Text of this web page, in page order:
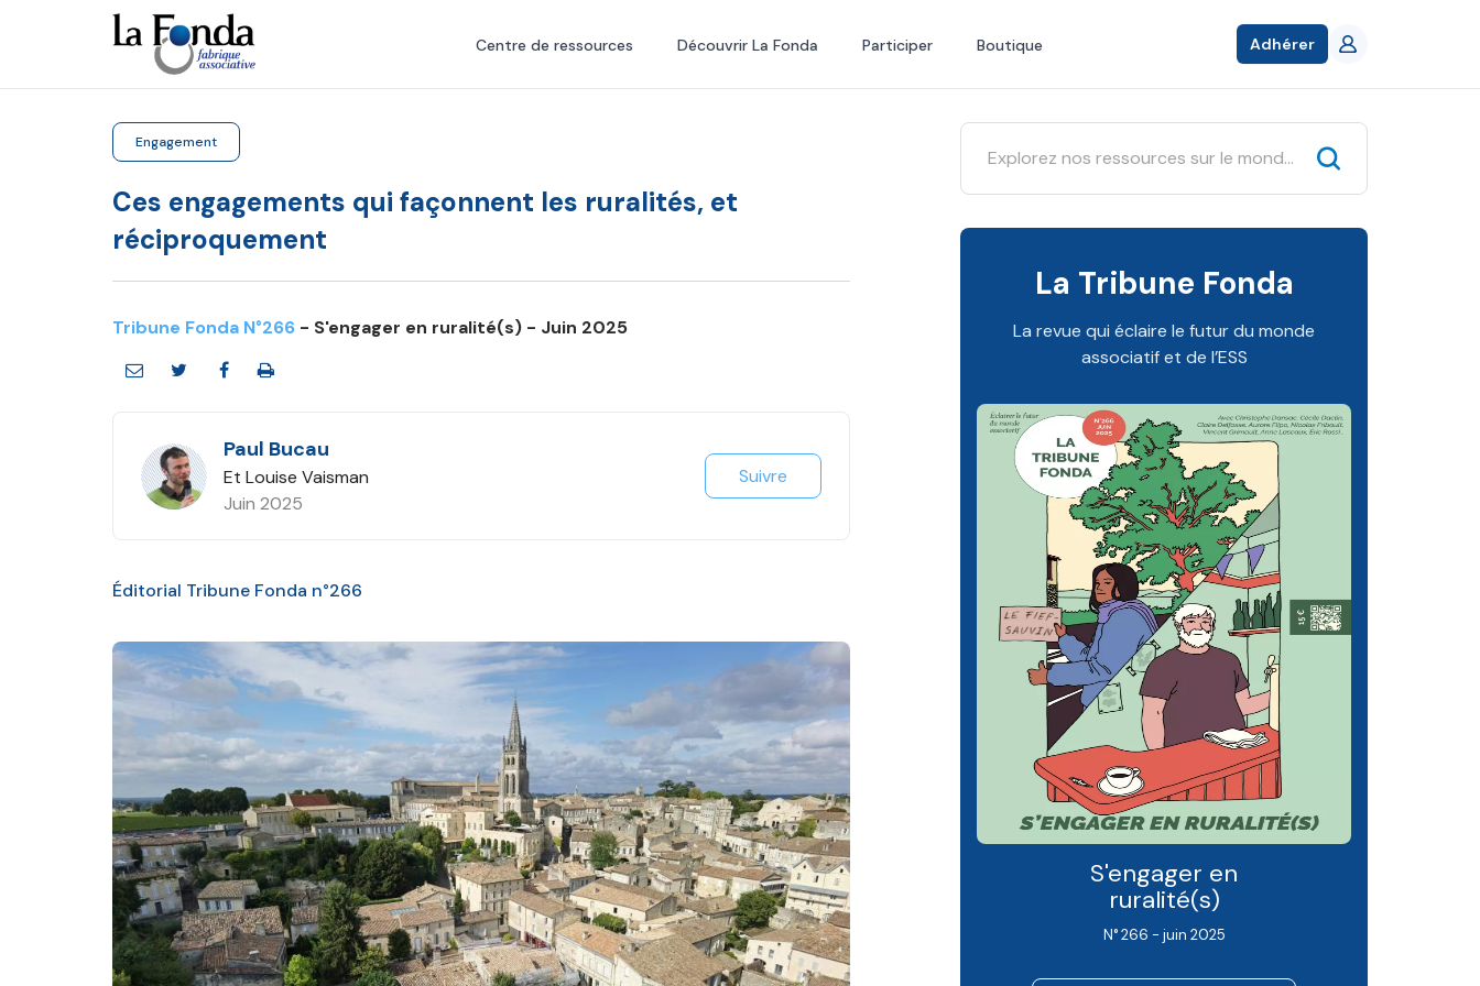
principal
Centre de ressources Découvrir La Fonda Participer Boutique Adhérer
Engagement
Ces engagements qui façonnent les ruralités, et
réciproquement
Tribune Fonda N°266 - S'engager en ruralité(s) - Juin 2025
Paul Bucau
Et Louise Vaisman
Juin 2025
Suivre
Éditorial Tribune Fonda n°266
La Tribune Fonda
La revue qui éclaire le futur du monde
associatif et de l’ESS
S'engager en
ruralité(s)
N° 266 - juin 2025